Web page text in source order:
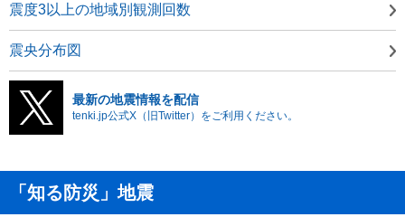
震度3以上の地域別観測回数
震央分布図
最新の地震情報を配信
tenki.jp公式X（旧Twitter）をご利用ください。
「知る防災」地震